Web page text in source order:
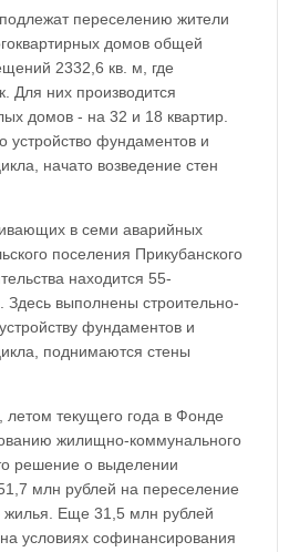
переселению жители
домов общей
2332,6 кв. м, где
Для них производится
домов - на 32 и 18 квартир.
устройство фундаментов и
начато возведение стен
в семи аварийных
поселения Прикубанского
находится 55-
выполнены строительно-
фундаментов и
поднимаются стены
текущего года в Фонде
жилищно-коммунального
решение о выделении
млн рублей на переселение
жилья. Еще 31,5 млн рублей
условиях софинансирования